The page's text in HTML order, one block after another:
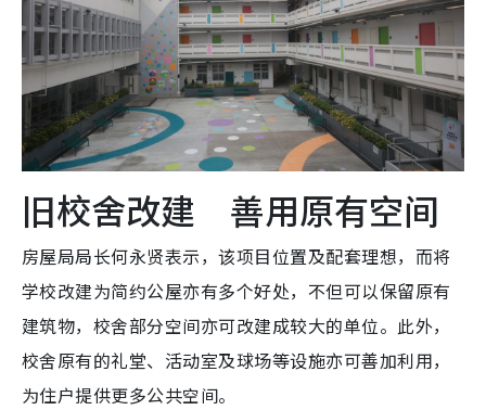
旧校舍改建 善用原有空间
房屋局局长何永贤表示，该项目位置及配套理想，而将
学校改建为简约公屋亦有多个好处，不但可以保留原有
建筑物，校舍部分空间亦可改建成较大的单位。此外，
校舍原有的礼堂、活动室及球场等设施亦可善加利用，
为住户提供更多公共空间。